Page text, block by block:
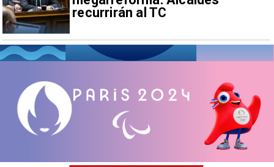
recurrirán al TC